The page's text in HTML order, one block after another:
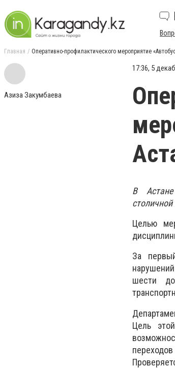
Главная Оперативно-профилактического мероприятие
Азиза Закумбаева
17:36, 5
В Астане
Целью
За
шести
Цель